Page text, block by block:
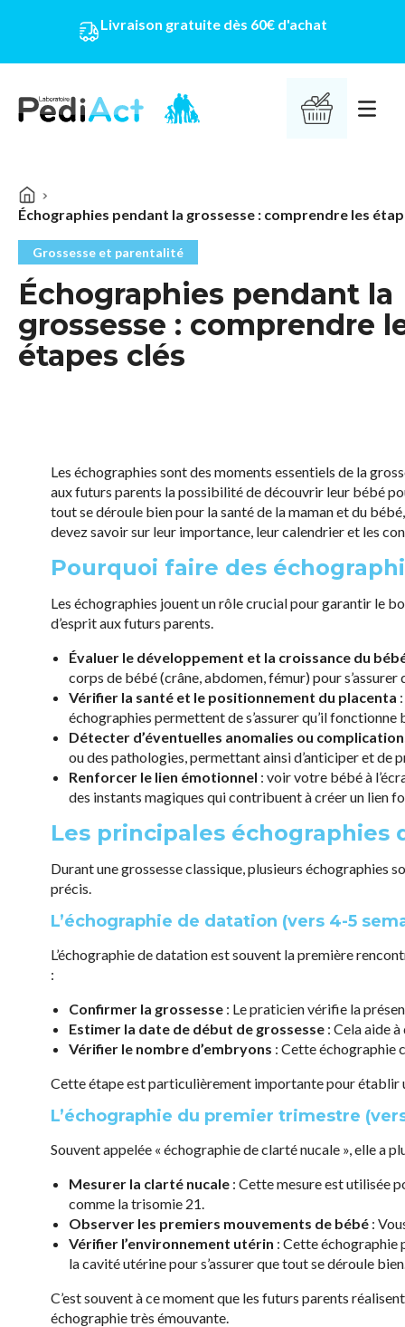
Livraison gratuite dès 60€ d'achat
Échographies pendant la grossesse : comprendre les
Grossesse et parentalité
Échographies pendant la
grossesse : comprendre
étapes clés
Les échographies sont des moments essentiels de la
aux futurs parents la possibilité de découvrir leur bébé
tout se déroule bien pour la santé de la maman et du
devez savoir sur leur importance, leur calendrier et les
Pourquoi faire des
Les échographies jouent un rôle crucial pour garantir le
d’esprit aux futurs parents.
Évaluer le développement et la croissance du
corps de bébé (crâne, abdomen, fémur) pour s’assurer
Vérifier la santé et le positionnement du placenta
échographies permettent de s’assurer qu’il
Détecter d’éventuelles anomalies ou
ou des pathologies, permettant ainsi d’anticiper et de
Renforcer le lien émotionnel : voir votre bébé à
des instants magiques qui contribuent à créer un lien
Les principales échographies
Durant une grossesse classique, plusieurs échographies
précis.
L’échographie de datation (vers 4-5
L’échographie de datation est souvent la première
:
Confirmer la grossesse : Le praticien vérifie la
Estimer la date de début de grossesse : Cela aide
Vérifier le nombre d’embryons : Cette échographie
Cette étape est particulièrement importante pour établir
L’échographie du premier trimestre (vers
Souvent appelée « échographie de clarté nucale », elle a
Mesurer la clarté nucale : Cette mesure est utilisée
comme la trisomie 21.
Observer les premiers mouvements de bébé :
Vérifier l’environnement utérin : Cette échographie
la cavité utérine pour s’assurer que tout se déroule
C’est souvent à ce moment que les futurs parents
échographie très émouvante.